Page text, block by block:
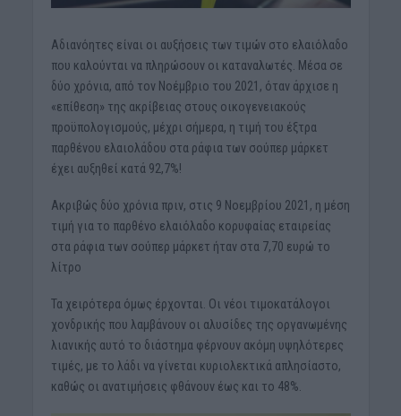
Αδιανόητες είναι οι αυξήσεις των τιμών στο ελαιόλαδο
που καλούνται να πληρώσουν οι καταναλωτές. Μέσα σε
δύο χρόνια, από τον Νοέμβριο του 2021, όταν άρχισε η
«επίθεση» της ακρίβειας στους οικογενειακούς
προϋπολογισμούς, μέχρι σήμερα, η τιμή του έξτρα
παρθένου ελαιολάδου στα ράφια των σούπερ μάρκετ
έχει αυξηθεί κατά 92,7%!
Ακριβώς δύο χρόνια πριν, στις 9 Νοεμβρίου 2021, η μέση
τιμή για το παρθένο ελαιόλαδο κορυφαίας εταιρείας
στα ράφια των σούπερ μάρκετ ήταν στα 7,70 ευρώ το
λίτρο
Τα χειρότερα όμως έρχονται. Οι νέοι τιμοκατάλογοι
χονδρικής που λαμβάνουν οι αλυσίδες της οργανωμένης
λιανικής αυτό το διάστημα φέρνουν ακόμη υψηλότερες
τιμές, με το λάδι να γίνεται κυριολεκτικά απλησίαστο,
καθώς οι ανατιμήσεις φθάνουν έως και το 48%.